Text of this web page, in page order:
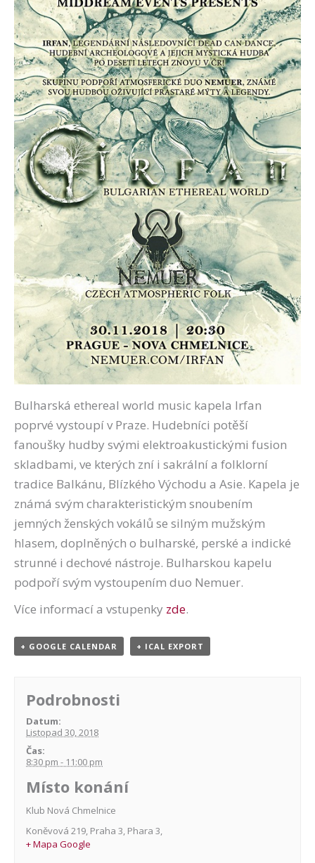
pro
akce
Bulharská ethereal world music kapela Irfan
poprvé vystoupí v Praze. Hudebníci potěší
fanoušky hudby svými elektroakustickými fusion
skladbami, ve kterých zní i sakrální a folklorní
tradice Balkánu, Blízkého Východu a Asie. Kapela je
známá svým charakteristickým snoubením
jemných ženských vokálů se silným mužským
hlasem, doplněných o bulharské, perské a indické
strunné i dechové nástroje. Bulharskou kapelu
podpoří svým vystoupením duo Nemuer.
Více informací a vstupenky zde.
+ GOOGLE CALENDAR + ICAL EXPORT
Podrobnosti
Datum:
Listopad 30, 2018
Čas:
8:30 pm - 11:00 pm
Místo konání
Klub Nová Chmelnice
Koněvová 219, Praha 3, Phara 3,
+ Mapa Google